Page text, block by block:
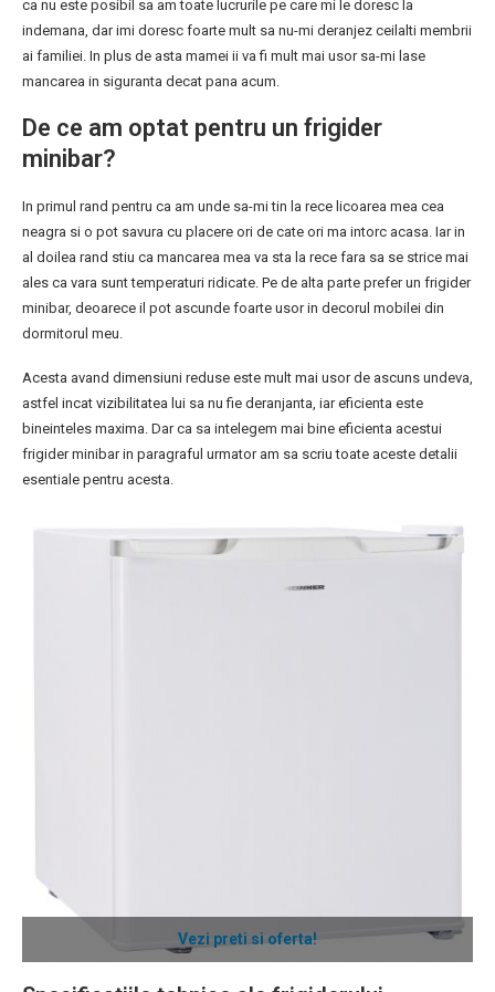
ca nu este posibil sa am toate lucrurile pe care mi le doresc la
indemana, dar imi doresc foarte mult sa nu-mi deranjez ceilalti membrii
ai familiei. In plus de asta mamei ii va fi mult mai usor sa-mi lase
mancarea in siguranta decat pana acum.
De ce am optat pentru un frigider
minibar?
In primul rand pentru ca am unde sa-mi tin la rece licoarea mea cea
neagra si o pot savura cu placere ori de cate ori ma intorc acasa. Iar in
al doilea rand stiu ca mancarea mea va sta la rece fara sa se strice mai
ales ca vara sunt temperaturi ridicate. Pe de alta parte prefer un frigider
minibar, deoarece il pot ascunde foarte usor in decorul mobilei din
dormitorul meu.
Acesta avand dimensiuni reduse este mult mai usor de ascuns undeva,
astfel incat vizibilitatea lui sa nu fie deranjanta, iar eficienta este
bineinteles maxima. Dar ca sa intelegem mai bine eficienta acestui
frigider minibar in paragraful urmator am sa scriu toate aceste detalii
esentiale pentru acesta.
Vezi preti si oferta!